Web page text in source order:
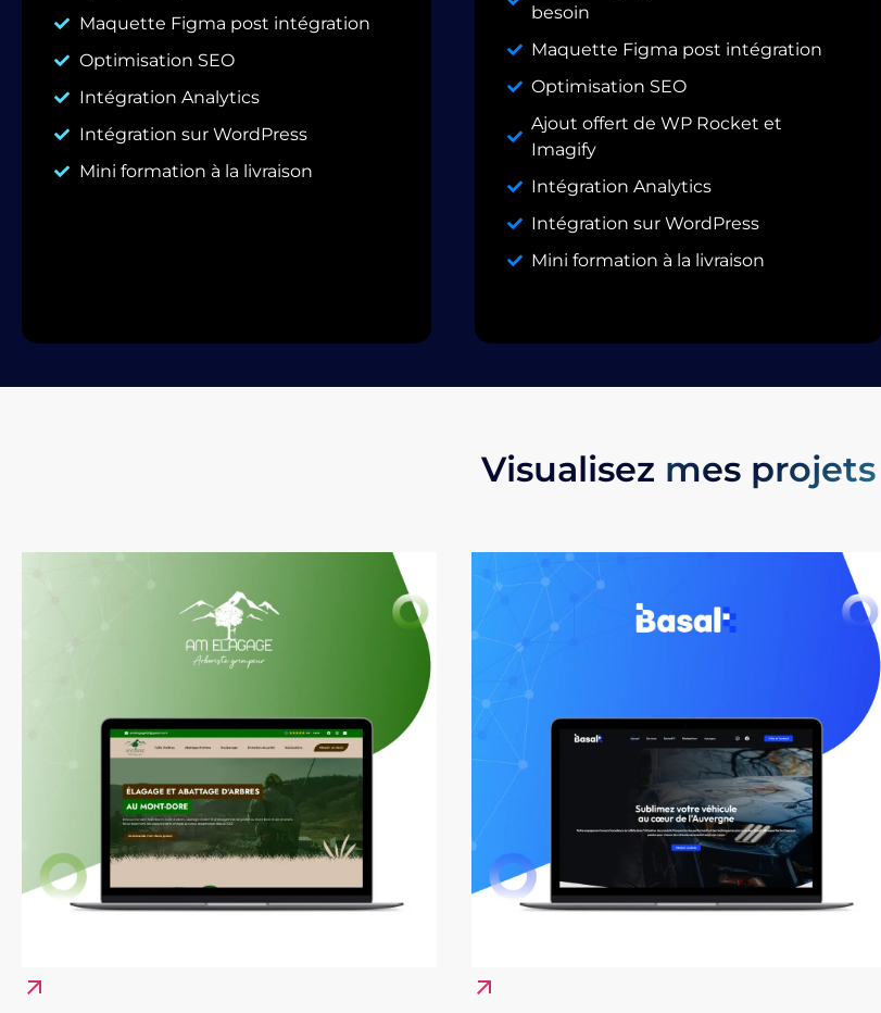
Maquette Figma post intégration
Optimisation SEO
Intégration Analytics
Intégration sur WordPress
Mini formation à la livraison
besoin
Maquette Figma post intégration
Optimisation SEO
Ajout offert de WP Rocket et
Imagify
Intégration Analytics
Intégration sur WordPress
Mini formation à la livraison
Visualisez mes projets
arrow_outward arrow_outward